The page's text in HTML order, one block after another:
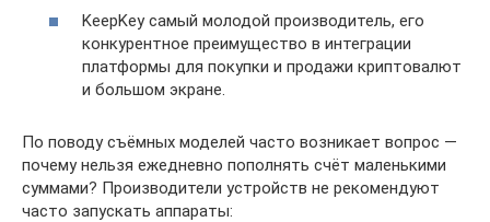
KeepKey самый молодой производитель, его
конкурентное преимущество в интеграции
платформы для покупки и продажи криптовалют
и большом экране.
По поводу съёмных моделей часто возникает вопрос —
почему нельзя ежедневно пополнять счёт маленькими
суммами? Производители устройств не рекомендуют
часто запускать аппараты: